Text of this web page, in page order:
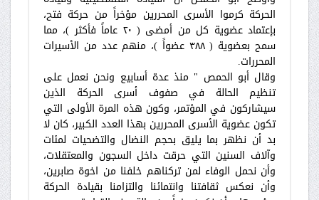
الحركة كرموا الأسرى المحررين مؤخراً من حركة فتح،
بإعتماد عضوية كل من أمضى ( ٢٠ عاماً فأكثر )، مما
سمح بعضوية ( ٣٨٨ عضواً )، منهم عدد من الأسيرات
المحررات.
وقال أبو الحمص " منذ عدة أسابيع ونحن نعمل على
تنظيم الحالة في صفوف أسرى الحركة الذين
سيشاركون في المؤتمر، وكون هذه المرة الأولى التي
تكون عضوية الأسرى المحررين بهذا العدد الكبير، كان لا
بد أن نظهر بما يليق بحجم النضال والتضحيات لمئات
وآلاف السنين التي حرقت داخل السجون والمعتقلات،
وأن نحمل الوفاء لمن تركناهم خلفنا من اخوة صابرين،
وأن نعكس ثقافتنا وانتمائنا والتزامنا بقيادة الحركة